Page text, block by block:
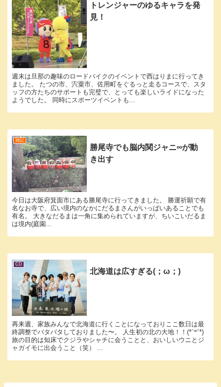
トレンジャーのゆるキャラを発
見！
週末は旦那の趣味のロードバイクのイベントで西はりまに行ってき
ました。 たつの市、宍粟市、佐用町をぐるっと走るコースで、スタ
ッフの方たちのサポートも完璧で、とっても楽しいライドになった
ようでした。 同時にスポーツイベントも...
雑記
勝尾寺でも脳内関ジャニ∞が動
き出す
今日は大阪府箕面市にある勝尾寺に行ってきました。 勝運祈願で有
名なお寺で、広い境内のなかにだるまさんがいっぱいあることでも
有名。 大きなだるまは一角に集められていますが、ちいこいだるま
は境内(庭園...
CD
北海道は広すぎる(；ω；)
再来週、家族みんなで北海道に行くことになっておりここ数日は最
終調整でバタバタしておりました〜。 人生初の北の大地！！(*´꒳`*)
旅の目的は知床でクジラやシャチに会うことと、おいしいウニとジ
ャガイモに出会うこと（笑） ...